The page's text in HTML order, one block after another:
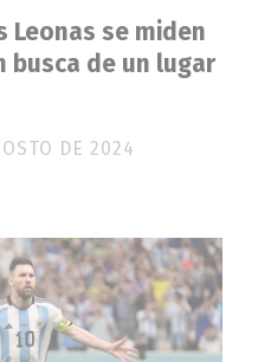
Leonas se miden
busca de un lugar
DE 2024